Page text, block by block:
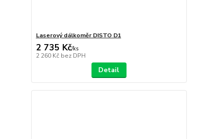
Laserový dálkoměr DISTO D1
2 735 Kč/ks
2 260 Kč bez DPH
Detail